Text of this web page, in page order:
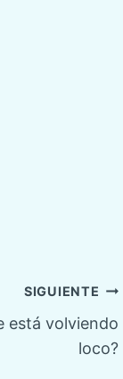
SIGUIENTE
está volviendo
loco?